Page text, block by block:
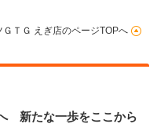
ＧＴＧ えぎ店のページTOPへ
新たな一歩をここから